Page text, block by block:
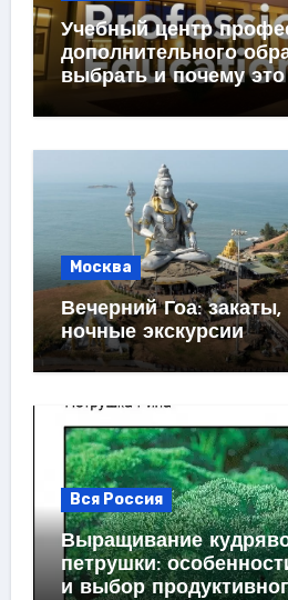
Учебный центр
дополнительного
выбрать и почему это
Москва
Вечерний Гоа:
ночные экскурсии
Вся Россия
Выращивание
петрушки:
и выбор